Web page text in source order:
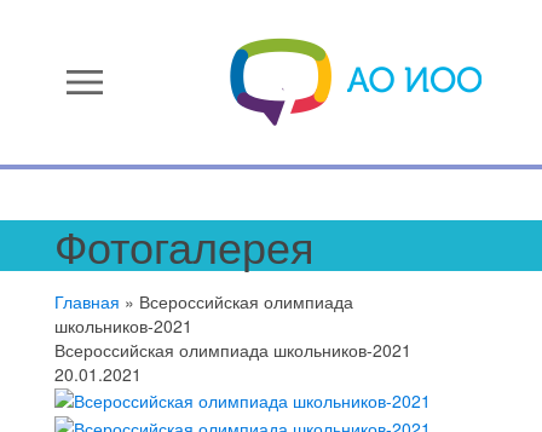
menu
Фотогалерея
Главная » Всероссийская олимпиада
школьников-2021
Всероссийская олимпиада школьников-2021
20.01.2021